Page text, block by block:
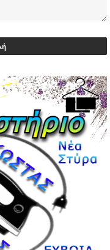
εναλλακτικής
περιορισμένες
νοικοκυριών
στο
νοσηλείας
τον